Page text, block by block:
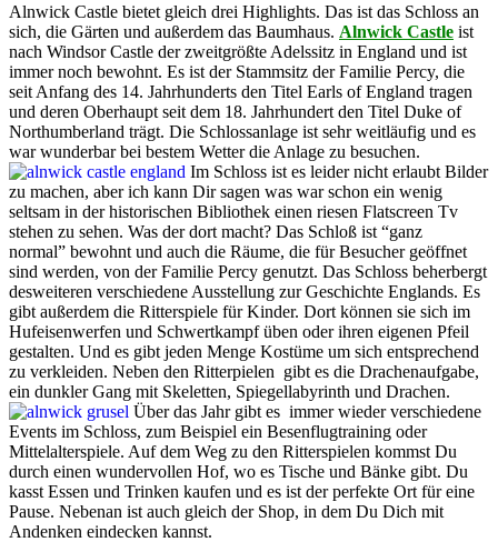
Alnwick Castle bietet gleich drei Highlights. Das ist das Schloss an
sich, die Gärten und außerdem das Baumhaus. Alnwick Castle ist
nach Windsor Castle der zweitgrößte Adelssitz in England und ist
immer noch bewohnt. Es ist der Stammsitz der Familie Percy, die
seit Anfang des 14. Jahrhunderts den Titel Earls of England tragen
und deren Oberhaupt seit dem 18. Jahrhundert den Titel Duke of
Northumberland trägt. Die Schlossanlage ist sehr weitläufig und es
war wunderbar bei bestem Wetter die Anlage zu besuchen.
Im Schloss ist es leider nicht erlaubt Bilder
zu machen, aber ich kann Dir sagen was war schon ein wenig
seltsam in der historischen Bibliothek einen riesen Flatscreen Tv
stehen zu sehen. Was der dort macht? Das Schloß ist “ganz
normal” bewohnt und auch die Räume, die für Besucher geöffnet
sind werden, von der Familie Percy genutzt. Das Schloss beherbergt
desweiteren verschiedene Ausstellung zur Geschichte Englands. Es
gibt außerdem die Ritterspiele für Kinder. Dort können sie sich im
Hufeisenwerfen und Schwertkampf üben oder ihren eigenen Pfeil
gestalten. Und es gibt jeden Menge Kostüme um sich entsprechend
zu verkleiden. Neben den Ritterpielen gibt es die Drachenaufgabe,
ein dunkler Gang mit Skeletten, Spiegellabyrinth und Drachen.
Über das Jahr gibt es immer wieder verschiedene
Events im Schloss, zum Beispiel ein Besenflugtraining oder
Mittelalterspiele. Auf dem Weg zu den Ritterspielen kommst Du
durch einen wundervollen Hof, wo es Tische und Bänke gibt. Du
kasst Essen und Trinken kaufen und es ist der perfekte Ort für eine
Pause. Nebenan ist auch gleich der Shop, in dem Du Dich mit
Andenken eindecken kannst.